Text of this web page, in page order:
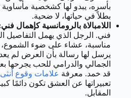
بأسره، يبدو لها كشخصية
بطلاً في حياتها، لا ضحية.
اللامبالاة بالرومانسية كإهمال
فني. الرجل الذي يهمل التفاصيل
مناسبة، عشاء على ضوء
يرسل لها رسالة بأن العرض لم
الجمالي والدرامي للحب يجرحها
قد خمد. معرفة علامات وقوع
تعبيراتها عن العشق تكون دائمًا
المقابل.